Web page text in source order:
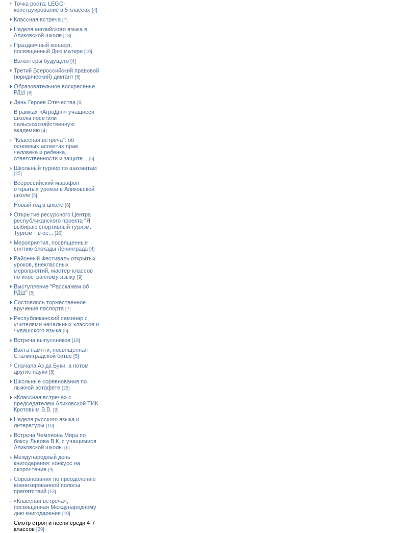
Точка роста: LEGO-
конструирование в 5 классах [4]
Классная встреча [7]
Неделя английского языка в
Аликовской школе [13]
Праздничный концерт,
посвященный Дню матери [10]
Волонтеры будущего [4]
Третий Всероссийский правовой
(юридический) диктант [6]
Образовательное воскресенье
РДШ [8]
День Героев Отечества [6]
В рамках «АгроДня» учащиеся
школы посетили
сельскохозяйственную
академию [4]
"Классная встреча": об
основных аспектах прав
человека и ребенка,
ответственности и защите...
[5]
Школьный турнир по шахматам
[25]
Всероссийский марафон
открытых уроков в Аликовской
школе [5]
Новый год в школе [8]
Открытие ресурсного Центра
республиканского проекта "Я
выбираю спортивный туризм.
Туризм - в се...
[20]
Мероприятия, посвященные
снятию блокады Ленинграда [4]
Районный Фестиваль открытых
уроков, внеклассных
мероприятий, мастер-классов
по иностранному языку [9]
Выступление "Расскажем об
РДШ" [5]
Состоялось торжественное
вручение паспорта [7]
Республиканский семинар с
учителями начальных классов и
чувашского языка [5]
Встреча выпускников [19]
Вахта памяти, посвященная
Сталинградской битве [5]
Сначала Аз да Буки, а потом
другие науки [6]
Школьные соревнования по
лыжной эстафете [25]
«Классная встреча» с
председателем Аликовской ТИК
Кротовым В.В.
[9]
Неделя русского языка и
литературы [10]
Встреча Чемпиона Мира по
боксу Львова В.К. с учащимися
Аликовской школы [6]
Международный день
книгодарения: конкурс на
скорочтение [9]
Cоревнования по преодолению
военизированной полосы
препятствий [13]
«Классная встреча»,
посвященная Международному
дню книгодарения [10]
Смотр строя и песни среди 4-7
классов [29]